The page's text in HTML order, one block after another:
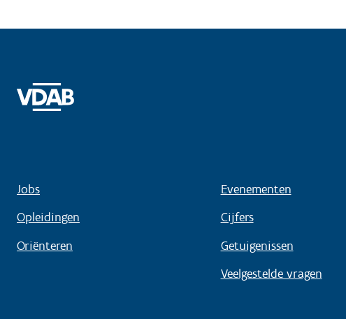
Jobs
Opleidingen
Oriënteren
Evenementen
Cijfers
Getuigenissen
Veelgestelde vragen